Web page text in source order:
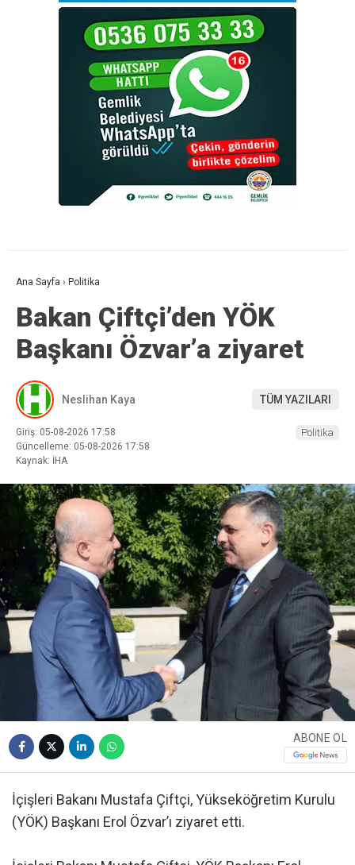
Ana Sayfa › Politika
Bakan Çiftçi’den YÖK
Başkanı Özvar’a ziyaret
Neslihan Kaya TÜM YAZILARI
Giriş: 05-08-2026 17:58
Güncelleme: 05-08-2026 17:58
Kaynak: İHA
Politika
ABONE OL
İçişleri Bakanı Mustafa Çiftçi, Yükseköğretim Kurulu
(YÖK) Başkanı Erol Özvar’ı ziyaret etti.